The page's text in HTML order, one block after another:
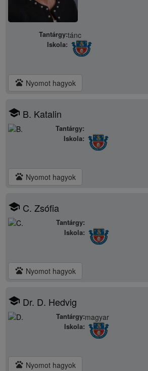
Tantárgy:tánc
Iskola:
pets Nyomot hagyok
school B. Katalin
Tantárgy:
Iskola:
pets Nyomot hagyok
school C. Zsófia
Tantárgy:
Iskola:
pets Nyomot hagyok
school Dr. D. Hedvig
Tantárgy:magyar
Iskola:
pets Nyomot hagyok